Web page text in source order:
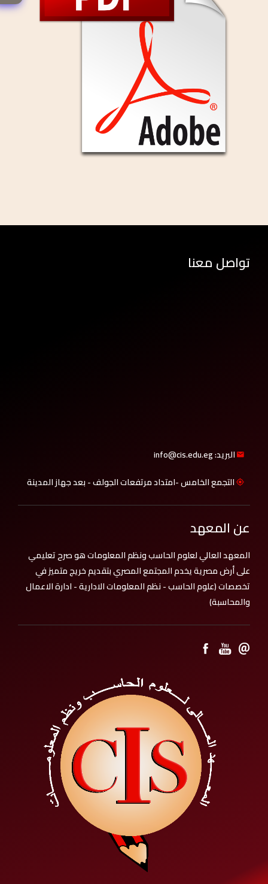
تواصل معنا
البريد: info@cis.edu.eg
التجمع الخامس -امتداد مرتفعات الجولف - بعد جهاز المدينة
عن المعهد
المعهد العالي لعلوم الحاسب ونظم المعلومات هو صرح تعليمي
على أرض مصرية يخدم المجتمع المصري بتقديم خريج متميز في
تخصصات (علوم الحاسب - نظم المعلومات الادارية - ادارة الاعمال
والمحاسبة)